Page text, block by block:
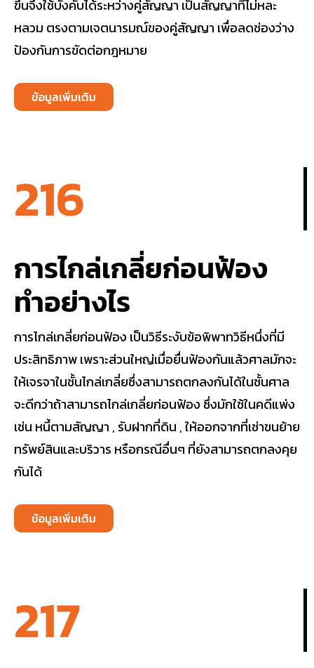
ขึ้นจึงใช้บังคับได้ระหว่างคู่สัญญา เป็นสัญญาที่ไม่หละ
หลวม ตรงตามเจตนารมณ์ของคู่สัญญา เพื่อลดช่องว่าง
ป้องกันการขัดต่อกฎหมาย
ข้อมูลเพิ่มเติม
216
การไกล่เกลี่ยก่อนฟ้อง
ทำอย่างไร
การไกล่เกลี่ยก่อนฟ้อง เป็นวิธีระงับข้อพิพาทวิธีหนึ่งที่มี
ประสิทธิภาพ เพราะส่วนใหญ่เมื่อยื่นฟ้องกันแล้วศาลมักจะ
ให้เจรจาในชั้นไกล่เกลี่ยซึ่งสามารถตกลงกันได้ในชั้นศาล
จะดีกว่าถ้าสามารถไกล่เกลี่ยก่อนฟ้อง ซึ่งมักใช้ในคดีแพ่ง
เช่น หนี้ตามสัญญา , รับฝากที่ดิน , ให้ออกจากที่เช่าขนย้าย
ทรัพย์สินและบริวาร หรือกรณีอื่นๆ ที่ยังสามารถตกลงคุย
กันได้
ข้อมูลเพิ่มเติม
217